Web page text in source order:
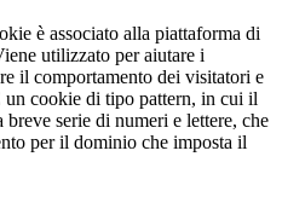
è associato alla piattaforma di
utilizzato per aiutare i
il comportamento dei visitatori e
un cookie di tipo pattern, in cui il
breve serie di numeri e lettere, che
per il dominio che imposta il